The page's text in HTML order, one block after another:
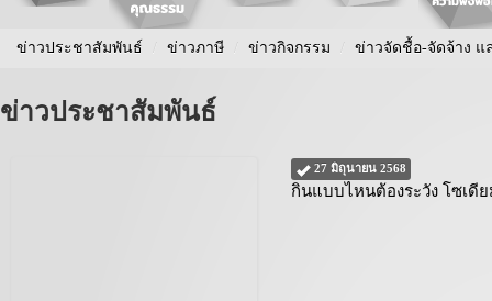
ข่าวประชาสัมพันธ์ / ข่าวภาษี / ข่าวกิจกรรม / ข่าวจัดชื้อ-จัดจ้าง แ
ข่าวประชาสัมพันธ์
27 มิถุนายน 2568
กินแบบไหนต้องระวัง โซเดี